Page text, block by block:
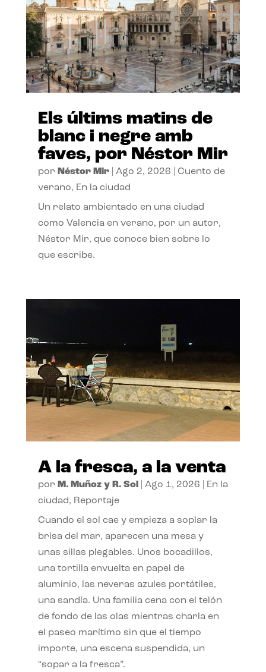
Els últims matins de
blanc i negre amb
faves, por Néstor Mir
por Néstor Mir| Ago 2, 2026
Cuento de
verano, En la ciudad
Un relato ambientado en una ciudad
como Valencia en verano, por un autor,
Néstor Mir, que conoce bien sobre lo
que escribe.
A la fresca, a la venta
por M. Muñoz y R. Sol| Ago 1, 2026
En la
ciudad, Reportaje
Cuando el sol cae y empieza a soplar la
brisa del mar, aparecen una mesa y
unas sillas plegables. Unos bocadillos,
una tortilla envuelta en papel de
aluminio, las neveras azules portátiles,
una sandía. Una familia cena con el telón
de fondo de las olas mientras charla en
el paseo marítimo sin que el tiempo
importe, una escena suspendida, un
“sopar a la fresca”.